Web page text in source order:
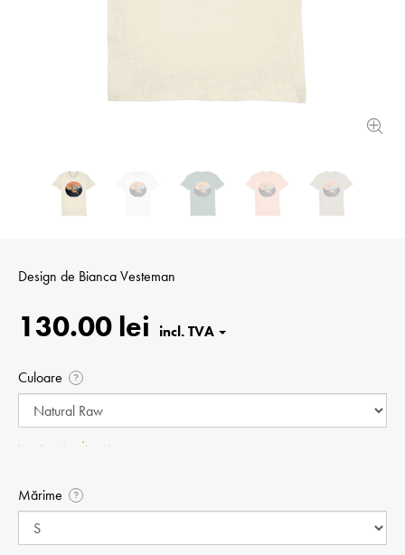
Design de Bianca Vesteman
130.00 lei
Culoare ?
Mărime ?